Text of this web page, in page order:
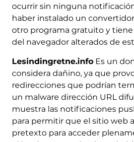
ocurrir sin ninguna
haber instalado un
otro programa gratuito y
del navegador alterados de
Lesindingretne.infoEs un
considera dañino, ya que
redirecciones que podrían
un malware dirección URL
muestra las notificaciones
para permitir que el sitio web
pretexto para acceder